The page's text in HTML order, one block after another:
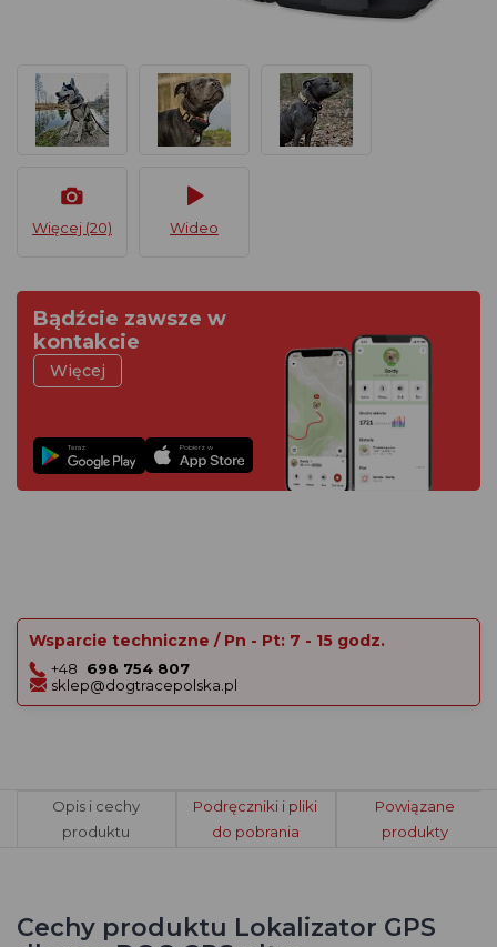
Więcej (20) Wideo
Bądźcie zawsze w
kontakcie
Więcej
Teraz Pobierz w
Wsparcie techniczne / Pn - Pt: 7 - 15 godz.
+48
698 754 807
sklep@dogtracepolska.pl
Opis i cechy
produktu
Podręczniki i pliki
do pobrania
Powiązane
produkty
Cechy produktu Lokalizator GPS